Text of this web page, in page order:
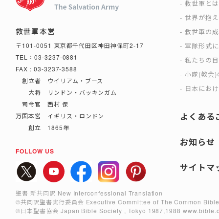
救世軍本営
〒101-0051 東京都千代田区神田神保町2-17
TEL：03-3237-0881
FAX : 03-3237-3588
創立者 ウイリアム・ブース
大将 リンドン・バッキンガム
司令官 西村 保
万国本営 イギリス・ロンドン
創立 1865年
FOLLOW US
救世軍とは
世界が抱
救世軍の
軍隊形式
私たちの
小隊(教会
日本にお
よくある
お知らせ
サイトマ
聖書 新共同訳 New Interconfessional Translation
©共同訳聖書実行委員会 Executive Committee of The Common
©日本聖書協会 Japan Bible Society , Tokyo 1987,1988